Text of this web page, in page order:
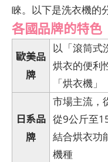
睞。以下是洗衣機的
各國品牌的特色
歐美品
牌
以「滾筒式
烘衣的便利
「烘衣機」
日系品
牌
市場主流，
從9公斤至
結合烘衣功
機種